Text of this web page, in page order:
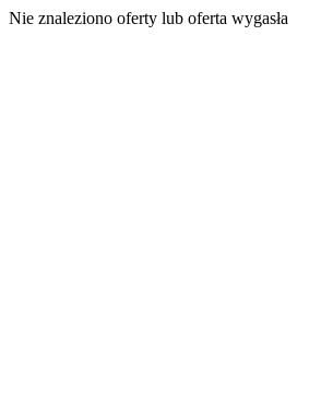
Nie znaleziono oferty lub oferta wygasła